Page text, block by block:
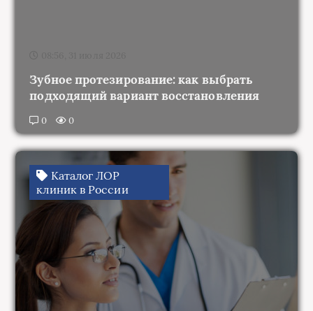
подходящий вариант восстановления
0 0
Каталог ЛОР
клиник в России